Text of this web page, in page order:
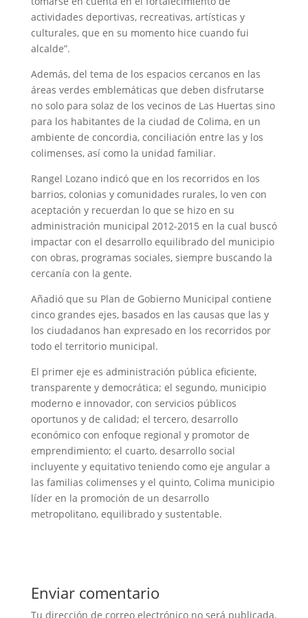
actividades deportivas, recreativas, artísticas y
culturales, que en su momento hice cuando fui
alcalde”.
Además, del tema de los espacios cercanos en las
áreas verdes emblemáticas que deben disfrutarse
no solo para solaz de los vecinos de Las Huertas sino
para los habitantes de la ciudad de Colima, en un
ambiente de concordia, conciliación entre las y los
colimenses, así como la unidad familiar.
Rangel Lozano indicó que en los recorridos en los
barrios, colonias y comunidades rurales, lo ven con
aceptación y recuerdan lo que se hizo en su
administración municipal 2012-2015 en la cual buscó
impactar con el desarrollo equilibrado del municipio
con obras, programas sociales, siempre buscando la
cercanía con la gente.
Añadió que su Plan de Gobierno Municipal contiene
cinco grandes ejes, basados en las causas que las y
los ciudadanos han expresado en los recorridos por
todo el territorio municipal.
El primer eje es administración pública eficiente,
transparente y democrática; el segundo, municipio
moderno e innovador, con servicios públicos
oportunos y de calidad; el tercero, desarrollo
económico con enfoque regional y promotor de
emprendimiento; el cuarto, desarrollo social
incluyente y equitativo teniendo como eje angular a
las familias colimenses y el quinto, Colima municipio
líder en la promoción de un desarrollo
metropolitano, equilibrado y sustentable.
Enviar comentario
Tu dirección de correo electrónico no será publicada.